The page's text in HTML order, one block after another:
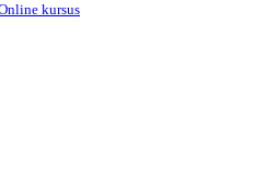
kursus